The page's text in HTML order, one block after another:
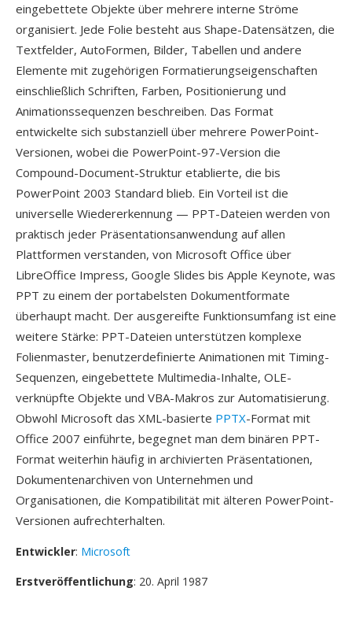
eingebettete Objekte über mehrere interne Ströme
organisiert. Jede Folie besteht aus Shape-Datensätzen, die
Textfelder, AutoFormen, Bilder, Tabellen und andere
Elemente mit zugehörigen Formatierungseigenschaften
einschließlich Schriften, Farben, Positionierung und
Animationssequenzen beschreiben. Das Format
entwickelte sich substanziell über mehrere PowerPoint-
Versionen, wobei die PowerPoint-97-Version die
Compound-Document-Struktur etablierte, die bis
PowerPoint 2003 Standard blieb. Ein Vorteil ist die
universelle Wiedererkennung — PPT-Dateien werden von
praktisch jeder Präsentationsanwendung auf allen
Plattformen verstanden, von Microsoft Office über
LibreOffice Impress, Google Slides bis Apple Keynote, was
PPT zu einem der portabelsten Dokumentformate
überhaupt macht. Der ausgereifte Funktionsumfang ist eine
weitere Stärke: PPT-Dateien unterstützen komplexe
Folienmaster, benutzerdefinierte Animationen mit Timing-
Sequenzen, eingebettete Multimedia-Inhalte, OLE-
verknüpfte Objekte und VBA-Makros zur Automatisierung.
Obwohl Microsoft das XML-basierte PPTX-Format mit
Office 2007 einführte, begegnet man dem binären PPT-
Format weiterhin häufig in archivierten Präsentationen,
Dokumentenarchiven von Unternehmen und
Organisationen, die Kompatibilität mit älteren PowerPoint-
Versionen aufrechterhalten.
Entwickler: Microsoft
Erstveröffentlichung: 20. April 1987